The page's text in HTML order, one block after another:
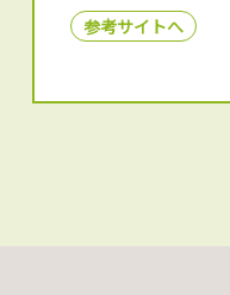
参考サイトへ